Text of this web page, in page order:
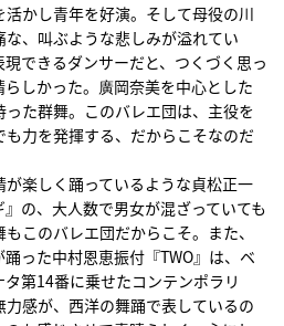
かし青年を好演。そして母役の川
、叫ぶような悲しみが溢れてい
できるダンサーだと、つくづく思っ
しかった。廣岡奈美を中心とした
た群舞。このバレエ団は、主役を
力を発揮する、だからこそなのだ
楽しく踊っているような貞松正一
の、大人数で男女が混ざっていても
このバレエ団だからこそ。また、
った中村恩恵振付『TWO』は、ベ
第14番に乗せたコンテンポラリ
感が、西洋の舞踊で表しているの